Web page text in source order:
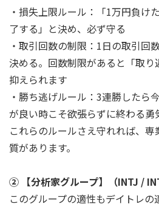
・損失上限ルール：「1万円負け
了する」と決め、必ず守る
・取引回数の制限：1日の取引回
決める。回数制限があると「取
抑えられます
・勝ち逃げルール：3連勝したら
が良い時こそ欲張らずに終わる勇
これらのルールさえ守れれば、
質があります。
② 【分析家グループ】（INTJ /
このグループの適性もデイトレの